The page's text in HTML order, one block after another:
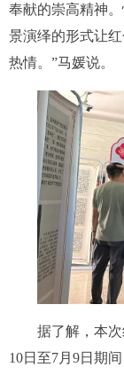
奉献的崇高精神
景演绎的形式让
热情。”马媛说。
据了解，本
10日至7月9日期